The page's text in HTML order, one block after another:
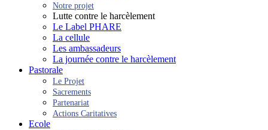
Notre projet
Lutte contre le harcèlement
Le Label PHARE
La cellule
Les ambassadeurs
La journée contre le harcèlement
Pastorale
Le Projet
Sacrements
Partenariat
Actions Caritatives
Ecole